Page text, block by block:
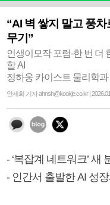
“AI 벽 쌓지 말고 풍
무기”
인생이모작 포럼-한 번 더
할 AI
정하웅 카이스트 물리학
안세희 기자 ahnsh@kookje.co.kr |
- ‘복잡계 네트워크’ 새
- 인간서 출발한 AI 성